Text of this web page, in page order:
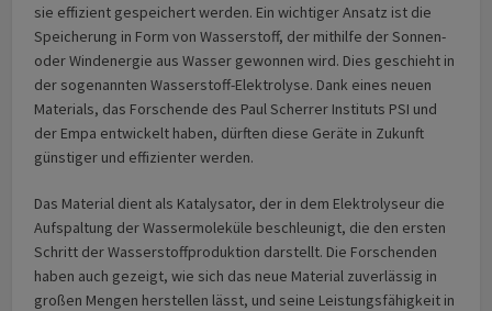
sie effizient gespeichert werden. Ein wichtiger Ansatz ist die
Speicherung in Form von Wasserstoff, der mithilfe der Sonnen-
oder Windenergie aus Wasser gewonnen wird. Dies geschieht in
der sogenannten Wasserstoff-Elektrolyse. Dank eines neuen
Materials, das Forschende des Paul Scherrer Instituts PSI und
der Empa entwickelt haben, dürften diese Geräte in Zukunft
günstiger und effizienter werden.
Das Material dient als Katalysator, der in dem Elektrolyseur die
Aufspaltung der Wassermoleküle beschleunigt, die den ersten
Schritt der Wasserstoffproduktion darstellt. Die Forschenden
haben auch gezeigt, wie sich das neue Material zuverlässig in
großen Mengen herstellen lässt, und seine Leistungsfähigkeit in